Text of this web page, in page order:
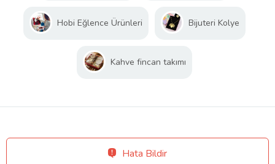
Hobi Eğlence Ürünleri Bijuteri Kolye
Kahve fincan takımı
Hata Bildir